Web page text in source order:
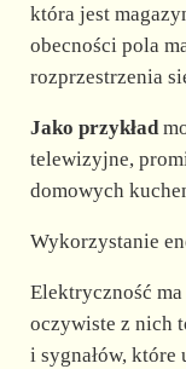
która jest
obecności pola
rozprzestrzenia
Jako przykład
telewizyjne,
domowych
Wykorzystanie
Elektryczność
oczywiste z nich
i sygnałów,